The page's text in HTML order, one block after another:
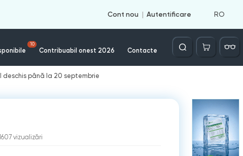
Cont nou Autentificare RO
10
Contribuabil onest 2026 Contacte
Căutare
până la 20 septembrie
vizualizări